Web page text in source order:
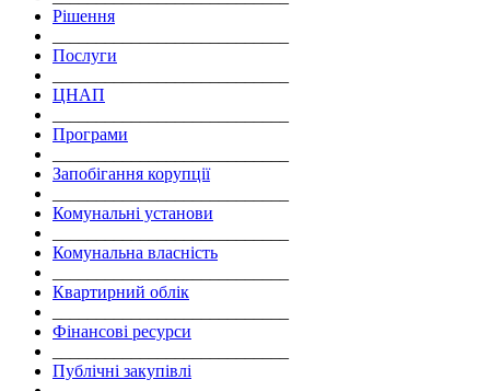
Рішення
Послуги
ЦНАП
Програми
Запобігання корупції
Комунальні установи
Комунальна власність
Квартирний облік
Фінансові ресурси
Публічні закупівлі